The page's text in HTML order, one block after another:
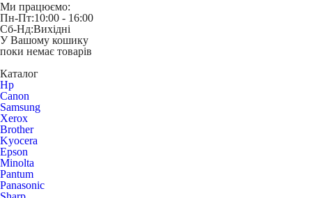
Ми працюємо:
Пн-Пт:10:00 - 16:00
Сб-Нд:Вихідні
У Вашому кошику
поки немає товарів
Каталог
Hp
Canon
Samsung
Xerox
Brother
Kyocera
Epson
Minolta
Pantum
Panasonic